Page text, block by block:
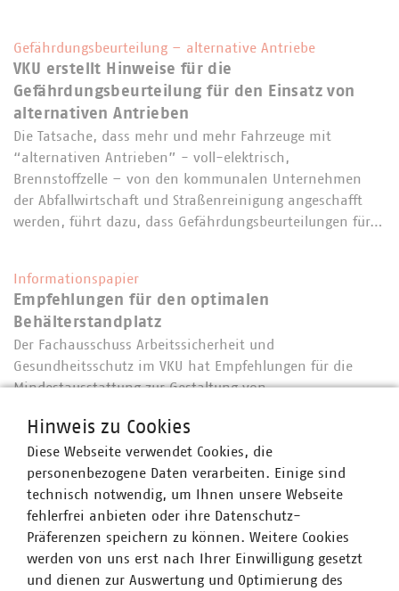
Gefährdungsbeurteilung – alternative Antriebe
VKU erstellt Hinweise für die
Gefährdungsbeurteilung für den Einsatz von
alternativen Antrieben
Die Tatsache, dass mehr und mehr Fahrzeuge mit
“alternativen Antrieben” - voll-elektrisch,
Brennstoffzelle – von den kommunalen Unternehmen
der Abfallwirtschaft und Straßenreinigung angeschafft
werden, führt dazu, dass Gefährdungsbeurteilungen für…
Informationspapier
Empfehlungen für den optimalen
Behälterstandplatz
Der Fachausschuss Arbeitssicherheit und
Gesundheitsschutz im VKU hat Empfehlungen für die
Mindestausstattung zur Gestaltung von
grundlegende Orientierung darüber, was bei Neu- oder
Umbau von…
Arbeitsschutz
Nur mit Sonnenschutz ins Freie
Der Sommer und ganz besonders heiße sonnige Tage
stellen speziell Arbeitnehmer vor große körperliche
Hinweis zu Cookies
Diese Webseite verwendet Cookies, die
personenbezogene Daten verarbeiten. Einige sind
technisch notwendig, um Ihnen unsere Webseite
fehlerfrei anbieten oder ihre Datenschutz-
Präferenzen speichern zu können. Weitere Cookies
werden von uns erst nach Ihrer Einwilligung gesetzt
und dienen zur Auswertung und Optimierung des